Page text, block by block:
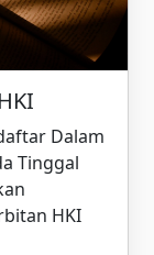
Dalam
Tinggal
HKI